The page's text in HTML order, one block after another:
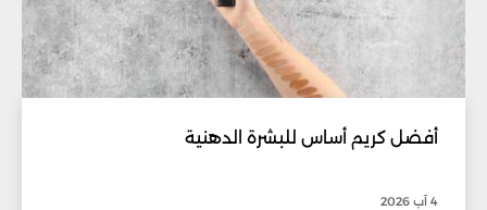
أفضل كريم أساس للبشرة الدهنية
4 آب 2026